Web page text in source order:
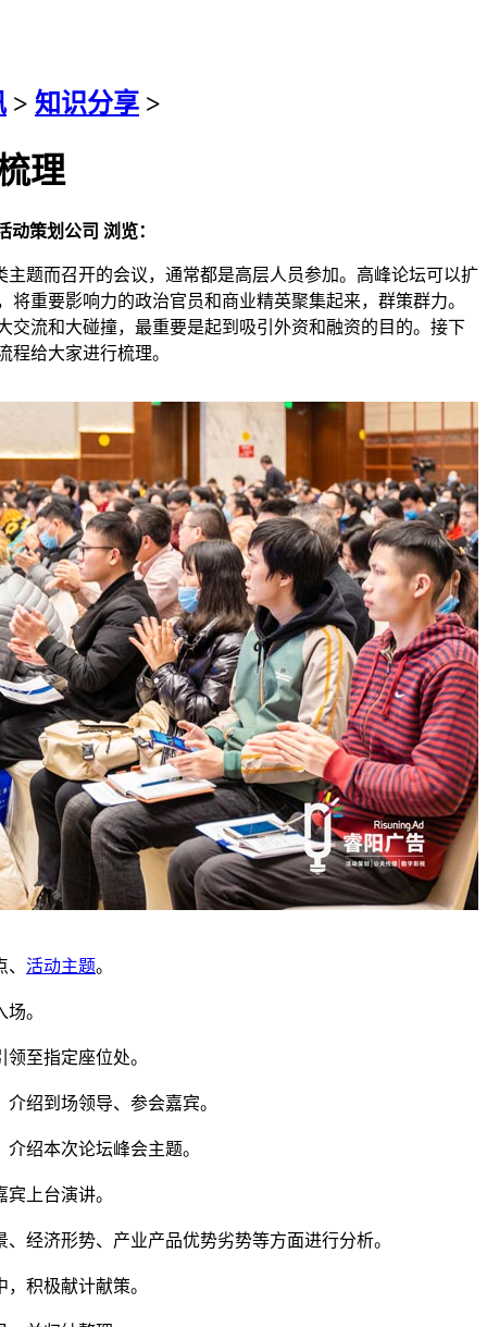
> 知识分享 >
理
动策划公司 浏览：
而召开的会议，通常都是高层人员参加。高峰论坛可以扩
重要影响力的政治官员和商业精英聚集起来，群策群力。
交流和大碰撞，最重要是起到吸引外资和融资的目的。接下
程给大家进行梳理。
活动主题。
。
至指定座位处。
绍到场领导、参会嘉宾。
绍本次论坛峰会主题。
上台演讲。
济形势、产业产品优势劣势等方面进行分析。
积极献计献策。